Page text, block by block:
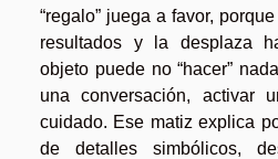
“regalo” juega a favor,
resultados y la desplaza
objeto puede no “hacer”
una conversación, activar
cuidado. Ese matiz explica
de detalles simbólicos,